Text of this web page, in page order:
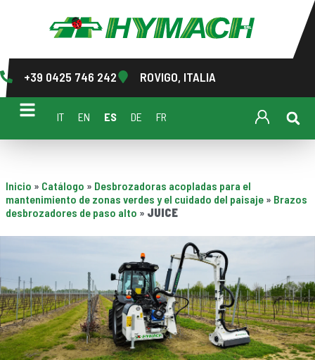
+39 0425 746 242 ROVIGO, ITALIA
IT EN ES DE FR
Inicio » Catálogo » Desbrozadoras acopladas para el
mantenimiento de zonas verdes y el cuidado del paisaje » Brazos
desbrozadores de paso alto » JUICE